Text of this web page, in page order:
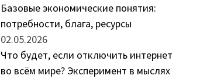
Базовые экономические понятия:
потребности, блага, ресурсы
02.05.2026
Что будет, если отключить интернет
во всём мире? Эксперимент в мыслях